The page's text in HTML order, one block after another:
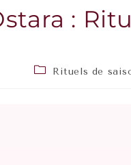
:
Rituels de